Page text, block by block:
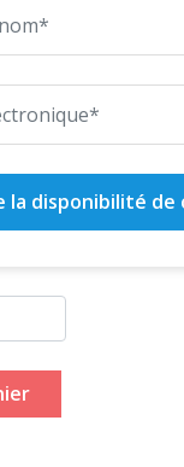
la disponibilité de